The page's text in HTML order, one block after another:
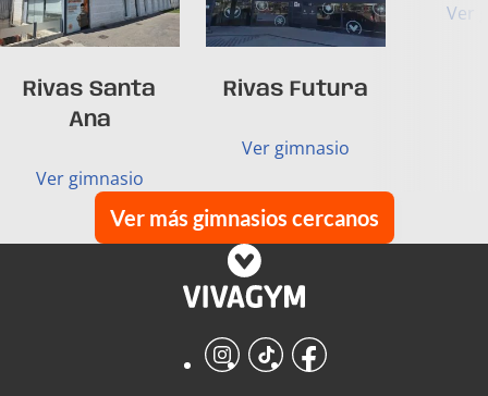
Rivas Santa
Ana
Ver gimnasio
Rivas Futura
Ver gimnasio
Ver
Ver más gimnasios cercanos
Instagram
TikTokFacebook